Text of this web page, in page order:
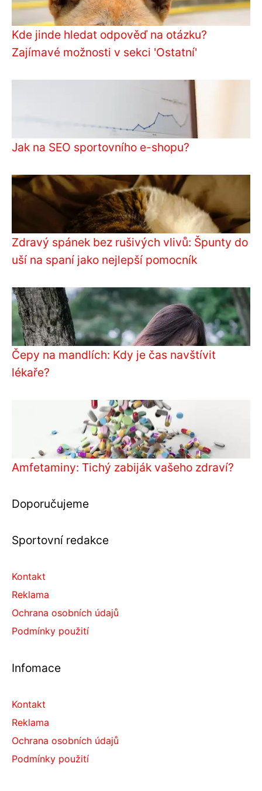
Kde jinde hledat odpověď na otázku?
Zajímavé možnosti v sekci 'Ostatní'
Jak na SEO sportovního e-shopu?
Zdravý spánek bez rušivých vlivů: Špunty do
uší na spaní jako nejlepší pomocník
Čepy na mandlích: Kdy je čas navštívit
lékaře?
Amfetaminy: Tichý zabiják vašeho zdraví?
Doporučujeme
Sportovní redakce
Kontakt
Reklama
Ochrana osobních údajů
Podmínky použití
Infomace
Kontakt
Reklama
Ochrana osobních údajů
Podmínky použití